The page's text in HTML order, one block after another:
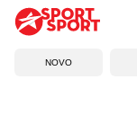
NOVO